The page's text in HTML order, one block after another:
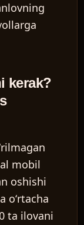
kerak?
mobil
oshishi
oʻrtacha
ta ilovani